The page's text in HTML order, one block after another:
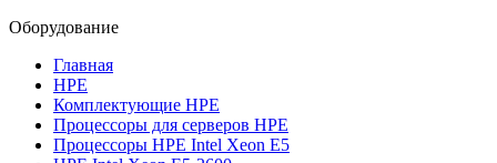
Оборудование
Главная
HPE
Комплектующие HPE
Процессоры для серверов HPE
Процессоры HPE Intel Xeon E5